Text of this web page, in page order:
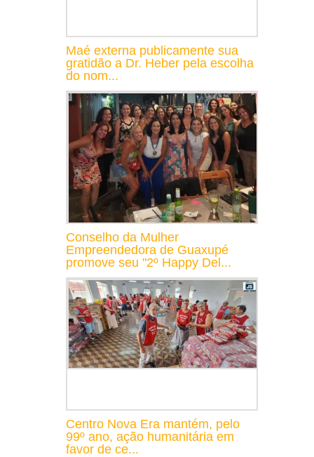
Maé externa publicamente sua
gratidão a Dr. Heber pela escolha
do nom...
Conselho da Mulher
Empreendedora de Guaxupé
promove seu "2º Happy Del...
Centro Nova Era mantém, pelo
99º ano, ação humanitária em
favor de ce...